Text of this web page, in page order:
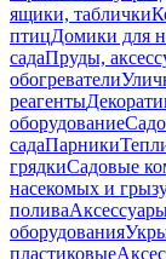
ящики, таблички
птицДомики для
садаПруды,
обогреватели
реагенты
оборудование
садаПарники
грядкиСадовые
насекомых и
полива
оборудования
пластиковые